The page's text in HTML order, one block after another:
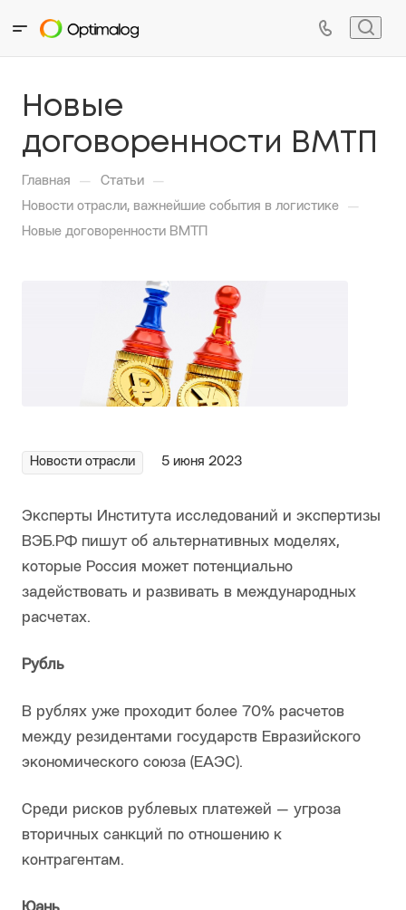
Новые
договоренности ВМТП
Главная — Статьи —
Новости отрасли, важнейшие события в логистике —
Новые договоренности ВМТП
Новости отрасли 5 июня 2023
Эксперты Института исследований и экспертизы
ВЭБ.РФ пишут об альтернативных моделях,
которые Россия может потенциально
задействовать и развивать в международных
расчетах.
Рубль
В рублях уже проходит более 70% расчетов
между резидентами государств Евразийского
экономического союза (ЕАЭС).
Среди рисков рублевых платежей — угроза
вторичных санкций по отношению к
контрагентам.